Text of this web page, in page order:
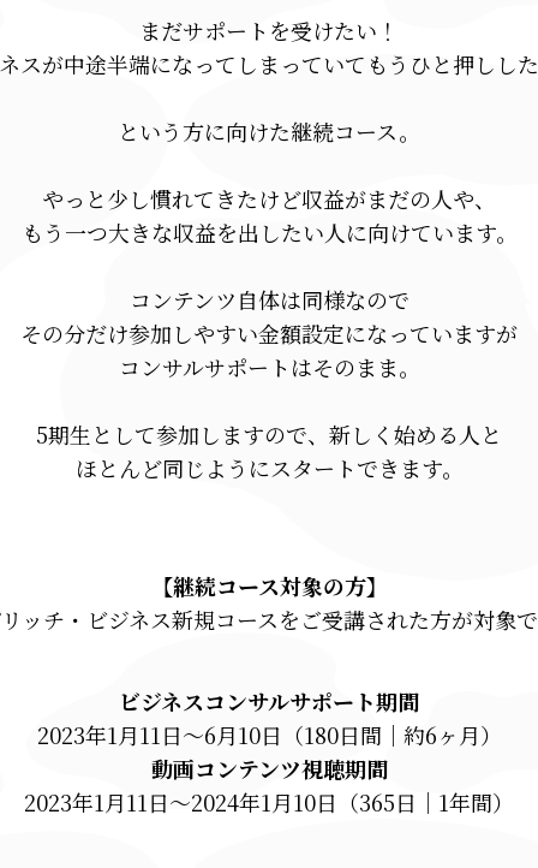
まだサポートを受けたい！
スが中途半端になってしまっていてもうひと押しし
という方に向けた継続コース。
やっと少し慣れてきたけど収益がまだの人や、
もう一つ大きな収益を出したい人に向けています。
コンテンツ自体は同様なので
その分だけ参加しやすい金額設定になっていますが
コンサルサポートはそのまま。
5期生として参加しますので、新しく始める人と
ほとんど同じようにスタートできます。
【継続コース対象の方】
ッチ・ビジネス新規コースをご受講された方が対象
ビジネスコンサルサポート期間
2023年1月11日～6月10日（180日間｜約6ヶ月）
動画コンテンツ視聴期間
2023年1月11日～2024年1月10日（365日｜1年間）